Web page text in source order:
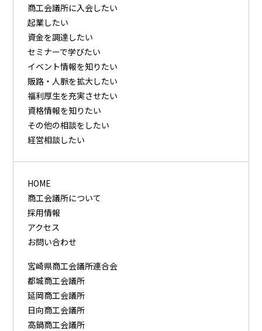
商⼯会議所に⼊会したい
起業したい
資⾦を調達したい
セミナーで学びたい
イベント情報を知りたい
販路・⼈脈を拡⼤したい
福利厚⽣を充実させたい
資格情報を知りたい
その他の相談をしたい
経営相談したい
HOME
商工会議所について
採用情報
アクセス
お問い合わせ
宮崎県商工会議所連合会
都城商工会議所
延岡商工会議所
日向商工会議所
高鍋商工会議所